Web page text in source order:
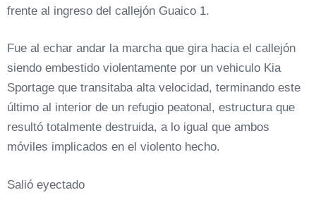
frente al ingreso del callejón Guaico 1.
Fue al echar andar la marcha que gira hacia el callejón
siendo embestido violentamente por un vehiculo Kia
Sportage que transitaba alta velocidad, terminando este
último al interior de un refugio peatonal, estructura que
resultó totalmente destruida, a lo igual que ambos
móviles implicados en el violento hecho.
Salió eyectado